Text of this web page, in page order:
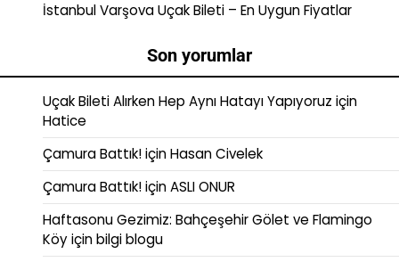
İstanbul Varşova Uçak Bileti – En Uygun Fiyatlar
Son yorumlar
Uçak Bileti Alırken Hep Aynı Hatayı Yapıyoruz için
Hatice
Çamura Battık!içinHasan Civelek
Çamura Battık!içinASLI ONUR
Haftasonu Gezimiz: Bahçeşehir Gölet ve Flamingo
Köyiçinbilgi blogu